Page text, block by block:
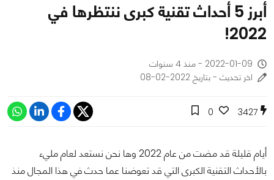
أبرز 5 أحداث تقنية كبرى ننتظرها في
2022!
2022-01-09 - منذ 4 سنوات
اخر تحديث - بتاريخ 2022-02-08
3427
0
أيام قليلة قد مضت من عام 2022 وها نحن نستعد لعام مليء
بالأحداث التقنية الكبرى التي قد تعوضنا عما حدث في هذا المجال منذ